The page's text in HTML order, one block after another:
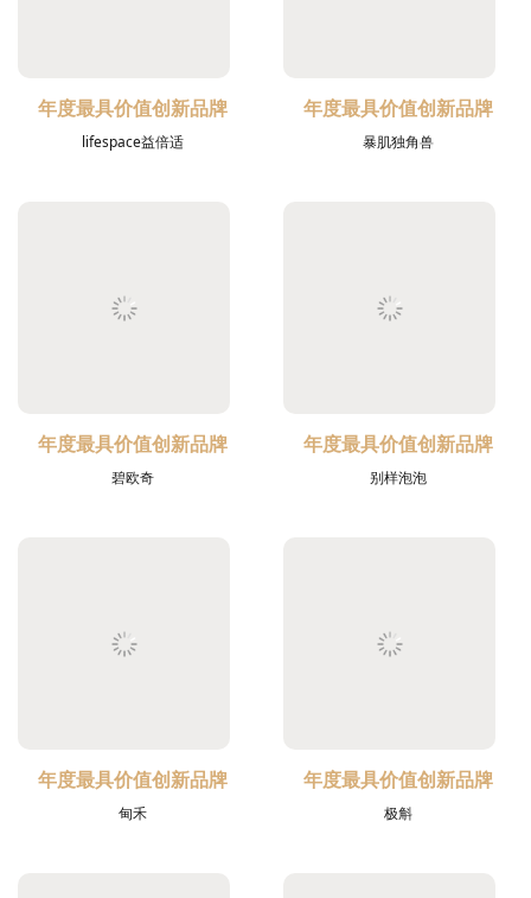
年度最具价值创新品牌
lifespace益倍适
年度最具价值创新品牌
暴肌独角兽
年度最具价值创新品牌
碧欧奇
年度最具价值创新品牌
别样泡泡
年度最具价值创新品牌
甸禾
年度最具价值创新品牌
极斛